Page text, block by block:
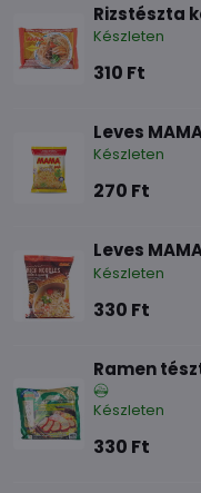
Rizstészta
Készleten
310 Ft
Leves
Készleten
270 Ft
Leves
Készleten
330 Ft
Ramen
Készleten
330 Ft